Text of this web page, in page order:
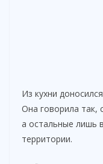
Из кухни
Она говорила так,
а остальные лишь
территории.